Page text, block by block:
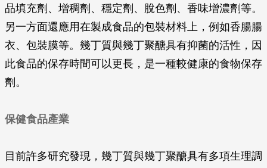
品填充劑、增稠劑、穩定劑、脫色劑、香味增濃劑等。
另一方面還應用在製成食品的包裝材料上，例如香腸腸
衣、包裝膜等。幾丁質與幾丁聚醣具有抑菌的活性，因
此食品的保存時間可以更長，是一種較健康的食物保存
劑。
保健食品產業
目前許多研究發現，幾丁質與幾丁聚醣具有多項生理調